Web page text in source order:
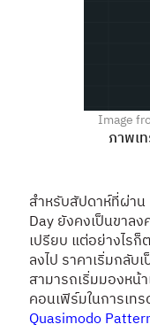
Image
ภาพเ
สำหรับสัปดาห์ที่ผ่าน
Day ยังคงเป็นขาล
เปรียบ แต่อย่างไร
ลงไป ราคาเริ่มกลับ
สามารถเริ่มมองหน้
คอนเฟิร์มในการเท
Quasimodo